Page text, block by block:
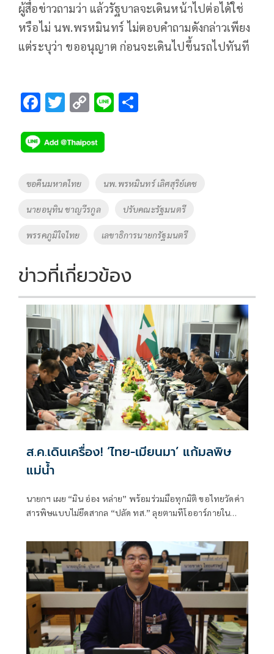
ผู้สื่อข่าวถามว่า แล้วรัฐบาลจะเดินหน้าไปต่อได้ใช่
หรือไม่ นพ.พรหมินทร์ ไม่ตอบคำถามดังกล่าวเพียง
แต่ระบุว่า ขออนุญาต ก่อนจะเดินไปขึ้นรถไปทันที
F
e
b
o
k
T
tt
er
C
p
y
Li
k
Li
Tags
ขอคืนมหาดไทย นพ.พรหมินทร์ เลิศสุริย์เดช
นายอนุทิน ชาญวีรกูล ปรับคณะรัฐมนตรี
พรรคภูมิใจไทย เลขาธิการนายกรัฐมนตรี
ข่าวที่เกี่ยวข้อง
ส.ค.เดินเครื่อง! ‘ไทย-เมียนมา’ แก้มลพิษ
แม่นํ้า
นายกฯ เผย “มิน อ่อง หล่าย” พร้อมร่วมมือทุกมิติ ขอไทยวัดค่า
สารพิษแบบไม่ยึดสากล “ปลัด ทส.” ลุยตามทีโออาร์ภายใน
การทูตไทยบนเวทีโลก